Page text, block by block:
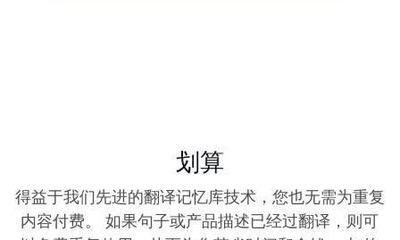
划算
得益于我们先进的翻译记忆库技术，您也无需为重复
内容付费。 如果句子或产品描述已经过翻译，则可